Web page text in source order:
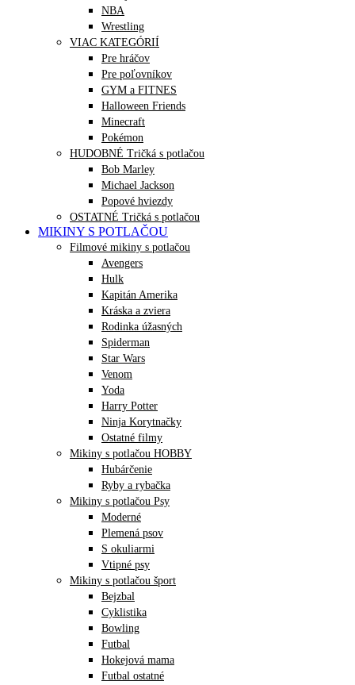
NBA
Wrestling
VIAC KATEGÓRIÍ
Pre hráčov
Pre poľovníkov
GYM a FITNES
Halloween Friends
Minecraft
Pokémon
HUDOBNÉ Tričká s potlačou
Bob Marley
Michael Jackson
Popové hviezdy
OSTATNÉ Tričká s potlačou
MIKINY S POTLAČOU
Filmové mikiny s potlačou
Avengers
Hulk
Kapitán Amerika
Kráska a zviera
Rodinka úžasných
Spiderman
Star Wars
Venom
Yoda
Harry Potter
Ninja Korytnačky
Ostatné filmy
Mikiny s potlačou HOBBY
Hubárčenie
Ryby a rybačka
Mikiny s potlačou Psy
Moderné
Plemená psov
S okuliarmi
Vtipné psy
Mikiny s potlačou šport
Bejzbal
Cyklistika
Bowling
Futbal
Hokejová mama
Futbal ostatné